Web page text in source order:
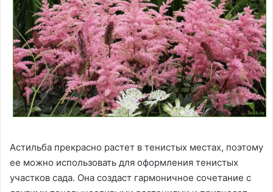
Астильба прекрасно растет в тенистых местах, поэтому
ее можно использовать для оформления тенистых
участков сада. Она создаст гармоничное сочетание с